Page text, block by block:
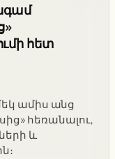
հետ
ամիս անց
հեռանալու,
և